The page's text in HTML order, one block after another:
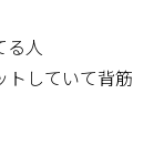
人
していて背筋